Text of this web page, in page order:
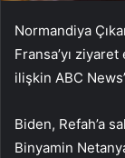
Normandiya
Fransa’yı
ilişkin ABC
Biden, Refah’a
Binyamin